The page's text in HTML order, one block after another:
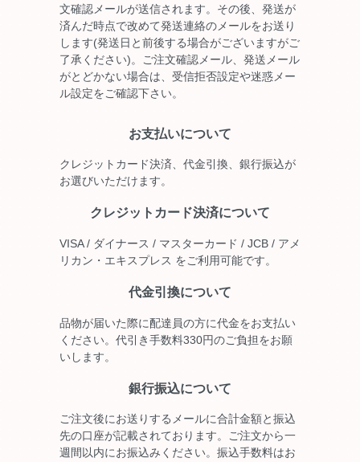
文確認メールが送信されます。その後、発送が
済んだ時点で改めて発送連絡のメールをお送り
します(発送日と前後する場合がございますがご
了承ください)。ご注文確認メール、発送メール
がとどかない場合は、受信拒否設定や迷惑メー
ル設定をご確認下さい。
お支払いについて
クレジットカード決済、代金引換、銀行振込が
お選びいただけます。
クレジットカード決済について
VISA / ダイナース / マスターカード / JCB / アメ
リカン・エキスプレス をご利用可能です。
代金引換について
品物が届いた際に配達員の方に代金をお支払い
ください。代引き手数料330円のご負担をお願
いします。
銀行振込について
ご注文後にお送りするメールに合計金額と振込
先の口座が記載されております。ご注文から一
週間以内にお振込みください。振込手数料はお